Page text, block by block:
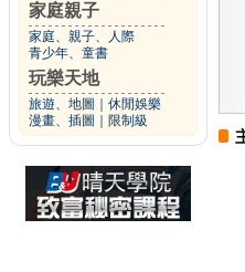
家庭親子
家庭、親子、人際
青少年、童書
玩樂天地
旅遊、地圖
休閒娛樂
漫畫、插圖
限制級